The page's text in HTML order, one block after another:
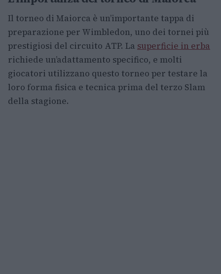
Il torneo di Maiorca è un’importante tappa di
preparazione per Wimbledon, uno dei tornei più
prestigiosi del circuito ATP. La superficie in erba
richiede un’adattamento specifico, e molti
giocatori utilizzano questo torneo per testare la
loro forma fisica e tecnica prima del terzo Slam
della stagione.